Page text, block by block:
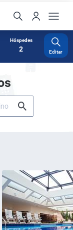
Hóspedes
2 Editar